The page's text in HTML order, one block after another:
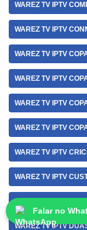
WAREZ TV IPTV
WAREZ TV IPTV
WAREZ TV IPTV
WAREZ TV IPTV
WAREZ TV IPTV
WAREZ TV IPTV
WAREZ TV IPTV
WAREZ TV IPTV
WAREZ TV IPTV DE
WAREZ TV IPTV
Falar no